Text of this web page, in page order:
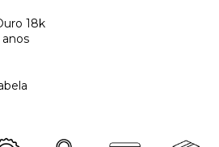
18k